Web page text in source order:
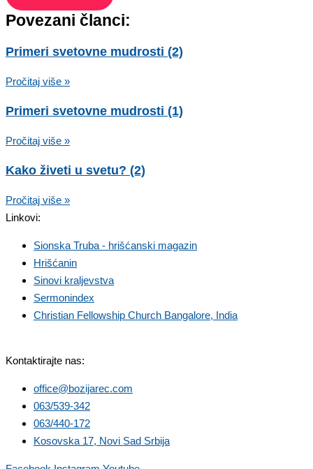
Povezani članci:
Primeri svetovne mudrosti (2)
Pročitaj više »
Primeri svetovne mudrosti (1)
Pročitaj više »
Kako živeti u svetu? (2)
Pročitaj više »
Linkovi:
Sionska Truba - hrišćanski magazin
Hrišćanin
Sinovi kraljevstva
Sermonindex
Christian Fellowship Church Bangalore, India
Kontaktirajte nas:
office@bozijarec.com
063/539-342
063/440-172
Kosovska 17, Novi Sad Srbija